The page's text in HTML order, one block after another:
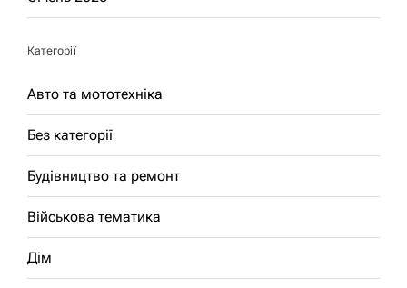
Категорії
Авто та мототехніка
Без категорії
Будівництво та ремонт
Військова тематика
Дім